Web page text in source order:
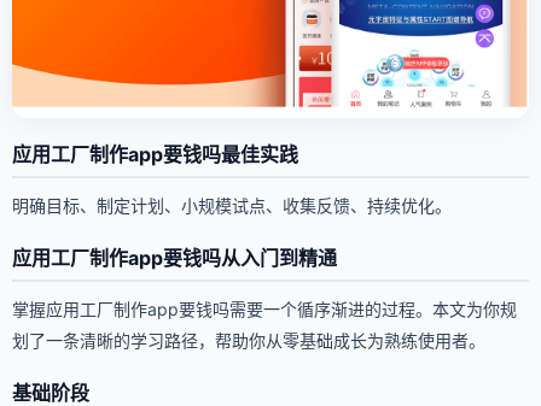
应用工厂制作app要钱吗最佳实践
明确目标、制定计划、小规模试点、收集反馈、持续优化。
应用工厂制作app要钱吗从入门到精通
掌握应用工厂制作app要钱吗需要一个循序渐进的过程。本文为你规
划了一条清晰的学习路径，帮助你从零基础成长为熟练使用者。
基础阶段